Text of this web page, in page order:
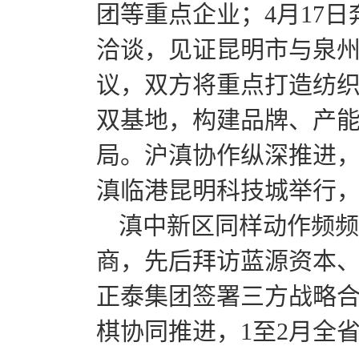
团等重点企业；4月17
洽谈，见证昆明市与泉
议，双方将重点打造纺
双基地，构建品牌、产
局。沪滇协作纵深推进
滇临港昆明科技城举行
滇中新区同样动作频
商，先后拜访蓝源资本
正泰集团签署三方战略
棋协同推进，1至2月全